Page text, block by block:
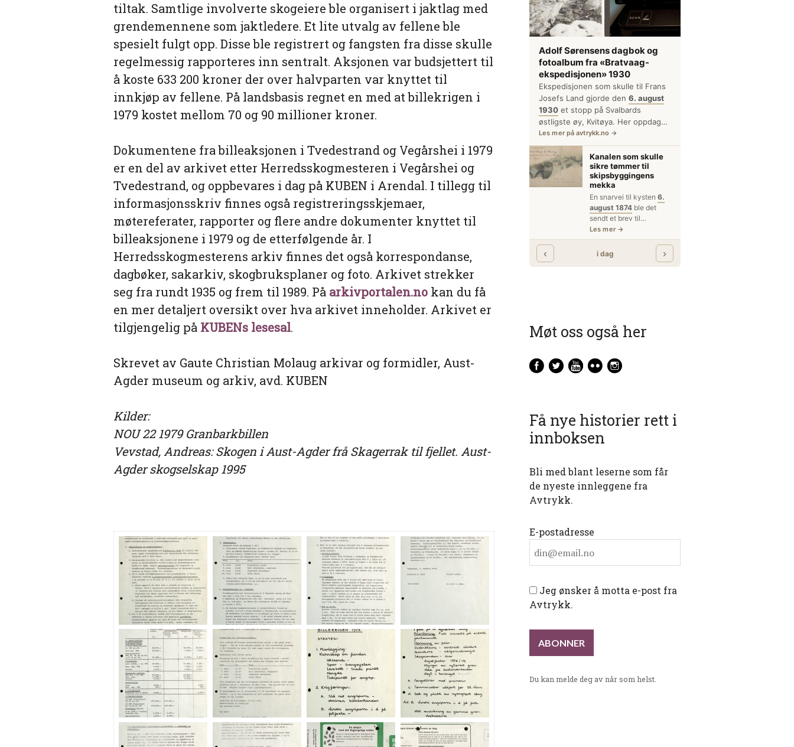
tiltak. Samtlige involverte skogeiere ble organisert i jaktlag med
grendemennene som jaktledere. Et lite utvalg av fellene ble
spesielt fulgt opp. Disse ble registrert og fangsten fra disse skulle
regelmessig rapporteres inn sentralt. Aksjonen var budsjettert til
å koste 633 200 kroner der over halvparten var knyttet til
innkjøp av fellene. På landsbasis regnet en med at billekrigen i
1979 kostet mellom 70 og 90 millioner kroner.
Dokumentene fra billeaksjonen i Tvedestrand og Vegårshei i 1979
er en del av arkivet etter Herredsskogmesteren i Vegårshei og
Tvedestrand, og oppbevares i dag på KUBEN i Arendal. I tillegg til
informasjonsskriv finnes også registreringsskjemaer,
møtereferater, rapporter og flere andre dokumenter knyttet til
billeaksjonene i 1979 og de etterfølgende år. I
Herredsskogmesterens arkiv finnes det også korrespondanse,
dagbøker, sakarkiv, skogbruksplaner og foto. Arkivet strekker
seg fra rundt 1935 og frem til 1989. På arkivportalen.no kan du få
en mer detaljert oversikt over hva arkivet inneholder. Arkivet er
tilgjengelig på KUBENs lesesal.
Skrevet av Gaute Christian Molaug arkivar og formidler, Aust-
Agder museum og arkiv, avd. KUBEN
Kilder:
NOU 22 1979 Granbarkbillen
Vevstad, Andreas: Skogen i Aust-Agder frå Skagerrak til fjellet. Aust-
Agder skogselskap 1995
Møt oss også her
Få nye historier rett i
innboksen
Bli med blant leserne som får
de nyeste innleggene fra
Avtrykk.
E-postadresse
Jeg ønsker å motta e-post fra
Avtrykk.
Du kan melde deg av når som helst.